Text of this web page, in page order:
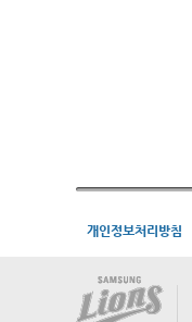
개인정보처리방침